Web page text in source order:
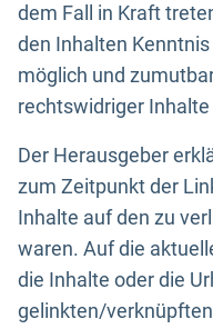
dem Fall in Kraft
den Inhalten
möglich und
rechtswidriger
Der Herausgeber
zum Zeitpunkt der
Inhalte auf den zu
waren. Auf die
die Inhalte oder die
gelinkten/